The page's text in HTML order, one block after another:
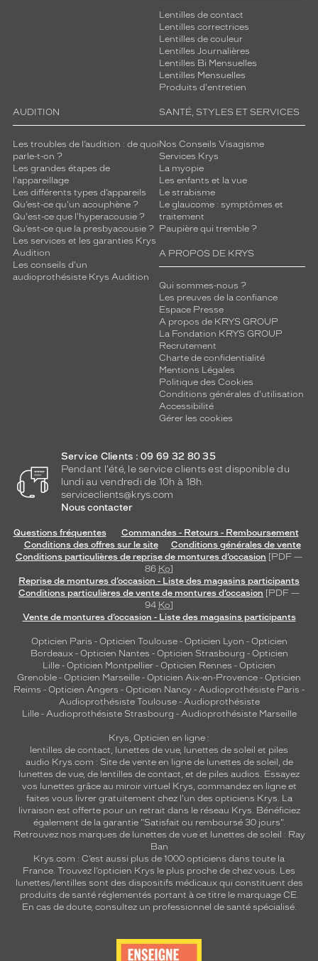
Lentilles de contact
Lentilles correctrices
Lentilles de couleur
Lentilles Journalières
Lentilles Bi Mensuelles
Lentilles Mensuelles
Produits d'entretien
AUDITION
Les troubles de l’audition : de quoi
parle-t-on ?
Les grandes étapes de
l'appareillage
Les différents types d’appareils
Qu’est-ce qu'un acouphène ?
Qu'est-ce que l'hyperacousie ?
Qu’est-ce que la presbyacousie ?
Les services et les garanties Krys
Audition
Les conseils d'un
audioprothésiste Krys Audition
SANTÉ, STYLES ET SERVICES
Nos Conseils Visagisme
Services Krys
La myopie
Les enfants et la vue
Le strabisme
Le glaucome : symptômes et
traitement
Paupière qui tremble ?
A PROPOS DE KRYS
Qui sommes-nous ?
Les preuves de la confiance
Espace Presse
A propos de KRYS GROUP
La Fondation KRYS GROUP
Recrutement
Charte de confidentialité
Mentions Légales
Politique des Cookies
Conditions générales d'utilisation
Accessibilité
Gérer les cookies
Service Clients : 09 69 32 80 35
Pendant l'été, le service clients est disponible du
lundi au vendredi de 10h à 18h.
serviceclients@krys.com
Nous contacter
Questions fréquentes
Commandes - Retours - Remboursement
Conditions des offres sur le site
Conditions générales de vente
Conditions particulières de reprise de montures d’occasion [PDF —
86 Ko]
Reprise de montures d’occasion - Liste des magasins participants
Conditions particulières de vente de montures d’occasion [PDF —
94 Ko]
Vente de montures d’occasion - Liste des magasins participants
Opticien Paris - Opticien Toulouse- Opticien Lyon - Opticien
Bordeaux- Opticien Nantes - Opticien Strasbourg - Opticien
Lille - Opticien Montpellier - Opticien Rennes - Opticien
Grenoble - Opticien Marseille - Opticien Aix-en-Provence - Opticien
Reims - Opticien Angers - Opticien Nancy - Audioprothésiste Paris -
Audioprothésiste Toulouse- Audioprothésiste
Lille- Audioprothésiste Strasbourg - Audioprothésiste Marseille
Krys, Opticien en ligne :
lentilles de contact, lunettes de vue, lunettes de soleil et piles
audio Krys.com : Site de vente en ligne de lunettes de soleil, de
lunettes de vue, de lentilles de contact, et de piles audios. Essayez
vos lunettes grâce au miroir virtuel Krys, commandez en ligne et
faites vous livrer gratuitement chez l'un des opticiens Krys. La
livraison est offerte pour un retrait dans le réseau Krys. Bénéficiez
également de la garantie "Satisfait ou remboursé 30 jours".
Retrouvez nos marques de lunettes de vue et lunettes de soleil : Ray
Ban
Krys.com : C’est aussi plus de 1000 opticiens dans toute la
France. Trouvez l’opticien Krys le plus proche de chez vous. Les
lunettes/lentilles sont des dispositifs médicaux qui constituent des
produits de santé réglementés portant à ce titre le marquage CE.
En cas de doute, consultez un professionnel de santé spécialisé.